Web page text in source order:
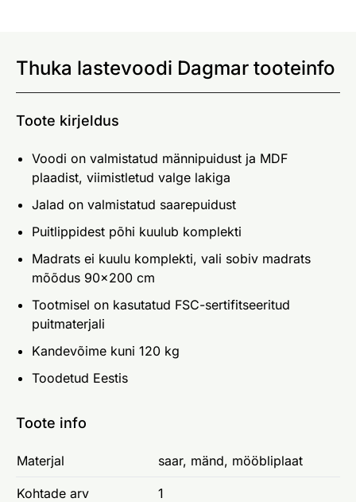
Thuka lastevoodi Dagmar tooteinfo
Toote kirjeldus
Voodi on valmistatud männipuidust ja MDF
plaadist, viimistletud valge lakiga
Jalad on valmistatud saarepuidust
Puitlippidest põhi kuulub komplekti
Madrats ei kuulu komplekti, vali sobiv madrats
mõõdus 90x200 cm
Tootmisel on kasutatud FSC-sertifitseeritud
puitmaterjali
Kandevõime kuni 120 kg
Toodetud Eestis
Toote info
Materjal saar, mänd, mööbliplaat
Kohtade arv 1